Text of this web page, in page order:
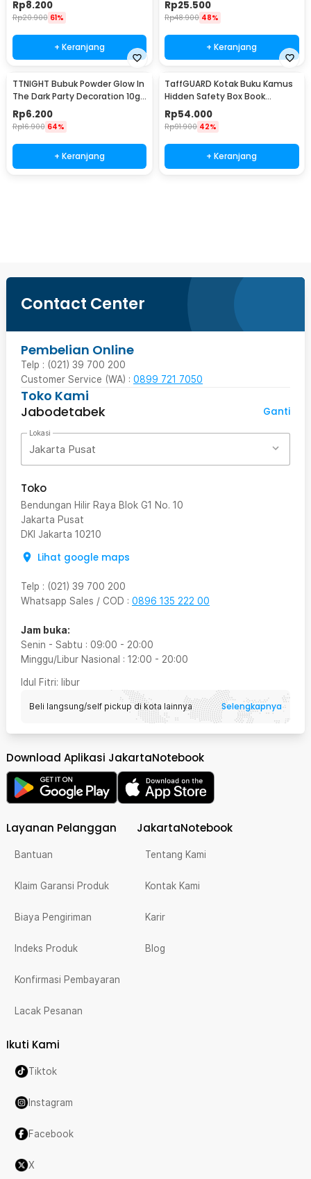
Rp8.200
Rp20.900 61%
+ Keranjang
Rp25.500
Rp48.900 48%
+ Keranjang
TTNIGHT Bubuk Powder Glow In
The Dark Party Decoration 10g
- T01
Rp6.200
Rp16.900 64%
+ Keranjang
TaffGUARD Kotak Buku Kamus
Hidden Safety Box Book
Password Lock Size S - KB-10P
Rp54.000
Rp91.900 42%
+ Keranjang
Contact Center
Pembelian Online
Telp : (021) 39 700 200
Customer Service (WA) : 0899 721 7050
Toko Kami
Jabodetabek
Ganti
Lokasi
Jakarta Pusat
Toko
Bendungan Hilir Raya Blok G1 No. 10
Jakarta Pusat
DKI Jakarta 10210
Lihat google maps
Telp : (021) 39 700 200
Whatsapp Sales / COD : 0896 135 222 00
Jam buka:
Senin - Sabtu : 09:00 - 20:00
Minggu/Libur Nasional : 12:00 - 20:00
Idul Fitri: libur
Beli langsung/self pickup di kota lainnya Selengkapnya
Download Aplikasi JakartaNotebook
Layanan Pelanggan
Bantuan
Klaim Garansi Produk
Biaya Pengiriman
Indeks Produk
Konfirmasi Pembayaran
Lacak Pesanan
JakartaNotebook
Tentang Kami
Kontak Kami
Karir
Blog
Ikuti Kami
Tiktok
Instagram
Facebook
X